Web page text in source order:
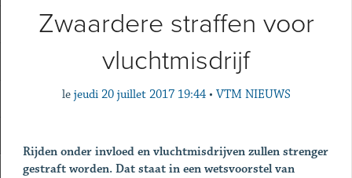
Zwaardere straffen voor
vluchtmisdrijf
le jeudi 20 juillet 2017 19:44 • VTM NIEUWS
Rijden onder invloed en vluchtmisdrijven zullen strenger
gestraft worden. Dat staat in een wetsvoorstel van